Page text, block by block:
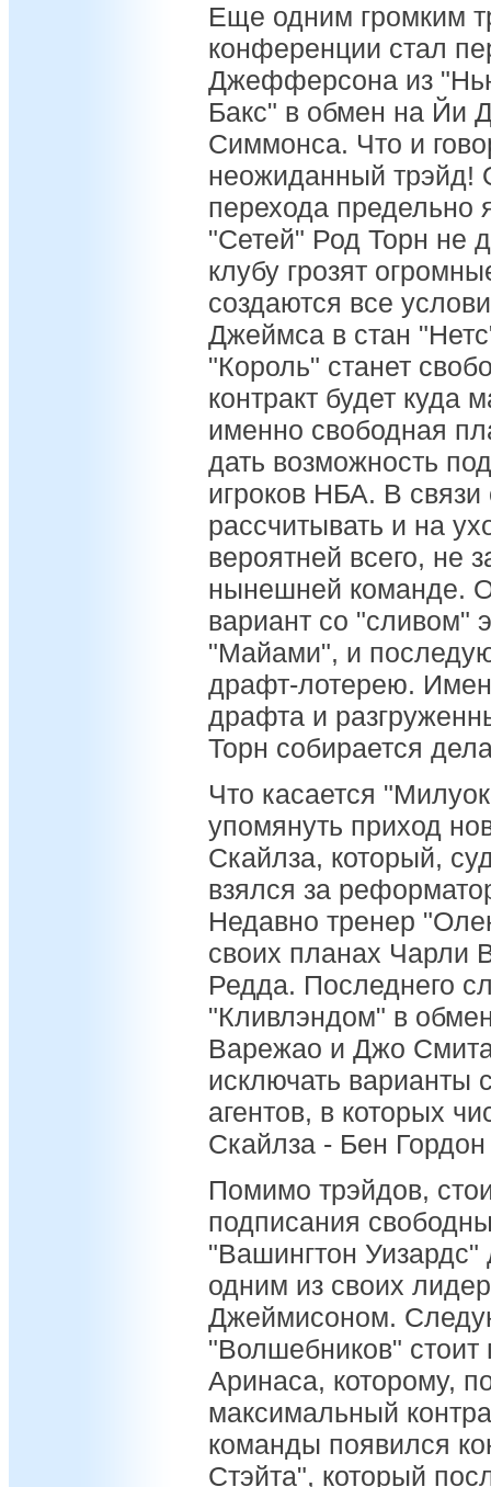
Еще одним громким
конференции стал
Джефферсона из
Бакс" в обмен на Йи
Симмонса. Что и
неожиданный трэйд!
перехода
"Сетей" Род Торн не
клубу грозят
создаются все
Джеймса в стан
"Король" станет
контракт будет куда
именно свободная
дать возможность
игроков НБА. В
рассчитывать и на
вероятней всего, не
нынешней команде.
вариант со "сливом"
"Майами", и
драфт-лотерею.
драфта и
Торн собирается
Что касается
упомянуть приход
Скайлза, который,
взялся за
Недавно тренер
своих планах Чарли
Редда. Последнего
"Кливлэндом" в
Варежао и Джо
исключать варианты
агентов, в которых
Скайлза - Бен
Помимо трэйдов,
подписания
"Вашингтон Уизардс"
одним из своих
Джеймисоном.
"Волшебников" стоит
Аринаса, которому,
максимальный
команды появился
Стэйта", который